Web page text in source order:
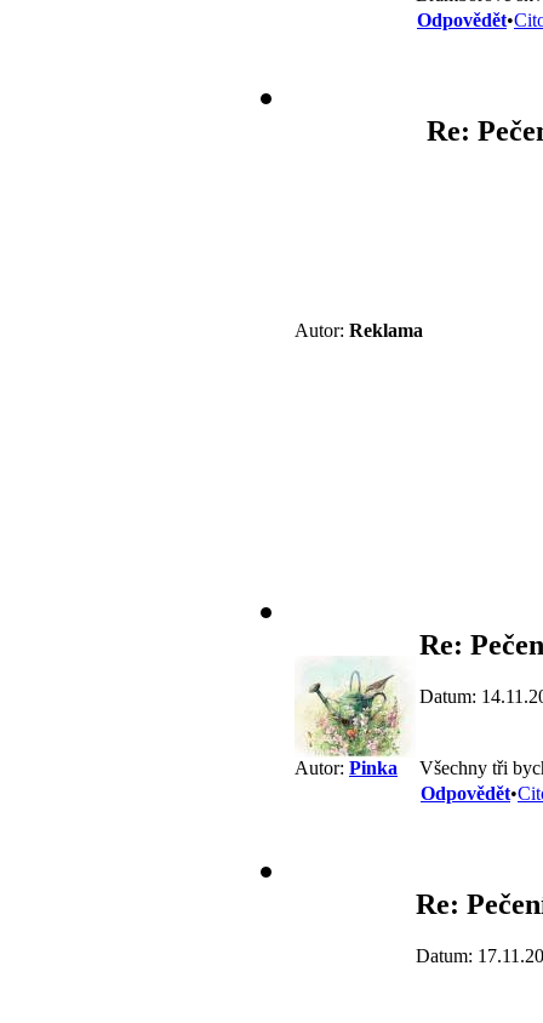
Odpovědět•
Autor: Reklama
Re:
Autor: Pinka
Re:
Datum:
Všechny tři
Odpovědět•
Re:
Datum: